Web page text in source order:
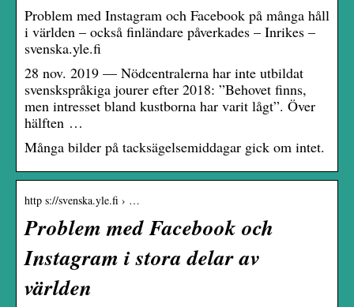
Problem med Instagram och Facebook på många håll
i världen – också finländare påverkades – Inrikes –
svenska.yle.fi
28 nov. 2019 — Nödcentralerna har inte utbildat
svenskspråkiga jourer efter 2018: ”Behovet finns,
men intresset bland kustborna har varit lågt”. Över
hälften …
Många bilder på tacksägelsemiddagar gick om intet.
http s://svenska.yle.fi › …
Problem med Facebook och
Instagram i stora delar av
världen